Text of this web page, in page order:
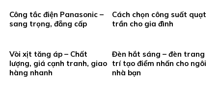
Công tắc điện Panasonic –
sang trọng, đẵng cấp
Cách chọn công suất quạt
trần cho gia đình
Vòi xịt tăng áp – Chất
lượng, giá cạnh tranh, giao
hàng nhanh
Đèn hắt sáng – đèn trang
trí tạo điểm nhấn cho ngôi
nhà bạn